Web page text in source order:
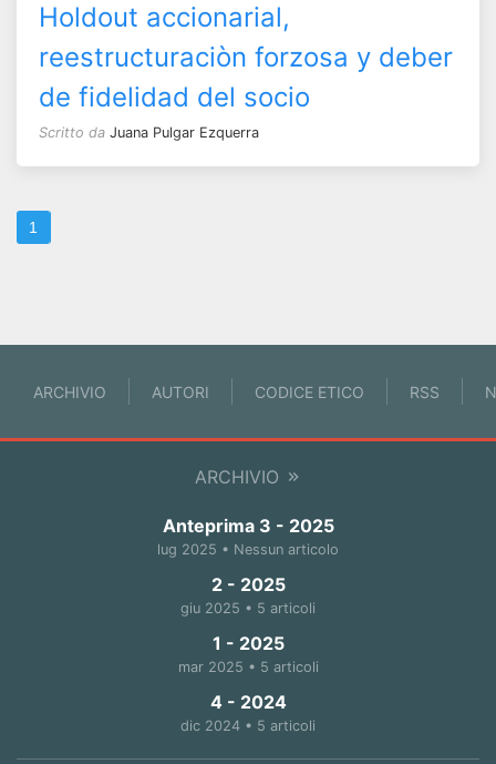
Holdout accionarial,
reestructuraciòn forzosa y deber
de fidelidad del socio
Scritto da Juana Pulgar Ezquerra
1
ARCHIVIO AUTORI CODICE ETICO RSS
ARCHIVIO
Anteprima 3 - 2025
lug 2025 • Nessun articolo
2 - 2025
giu 2025 • 5 articoli
1 - 2025
mar 2025 • 5 articoli
4 - 2024
dic 2024 • 5 articoli